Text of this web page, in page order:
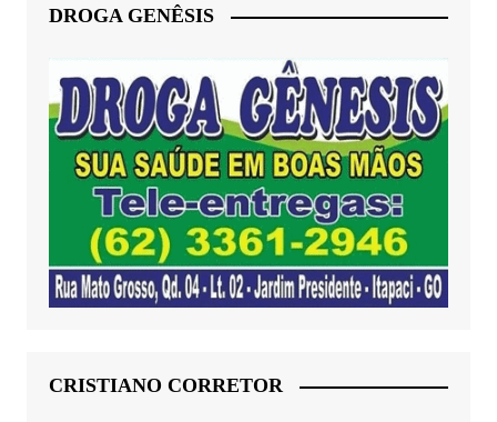
DROGA GENÊSIS
CRISTIANO CORRETOR